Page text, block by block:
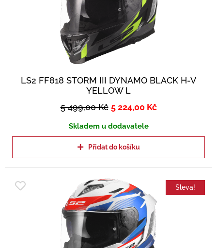
LS2 FF818 STORM III DYNAMO BLACK H-V
YELLOW L
5 499,00Kč 5 224,00 Kč
Skladem u dodavatele
Přidat do košíku
Sleva!